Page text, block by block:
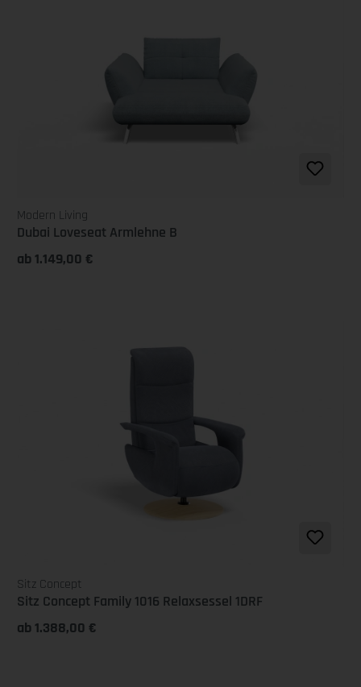
Modern Living
Dubai Loveseat Armlehne B
ab 1.149,00 €
Sitz Concept
Sitz Concept Family 1016 Relaxsessel 1DRF
ab 1.388,00 €